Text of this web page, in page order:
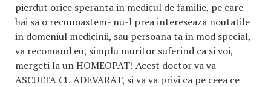
pierdut orice speranta in medicul de familie, pe care-
hai sa o recunoastem- nu-l prea intereseaza noutatile
in domeniul medicinii, sau persoana ta in mod special,
va recomand eu, simplu muritor suferind ca si voi,
mergeti la un HOMEOPAT! Acest doctor va va
ASCULTA CU ADEVARAT, si va va privi ca pe ceea ce